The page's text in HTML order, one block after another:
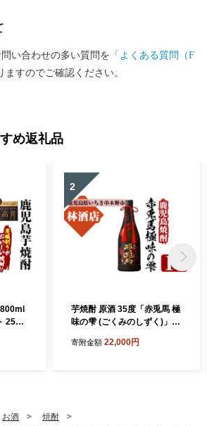
い合わせの多い質問を 「よくある質問（F
ますのでご確認ください。
め返礼品
25度
ボ
2
芋焼酎 原酒 35度「赤兎馬 極
味の雫 (ごくみのしずく)」 7
酎 【99-023-19】
寄附金額 22,000円
お酒
焼酎